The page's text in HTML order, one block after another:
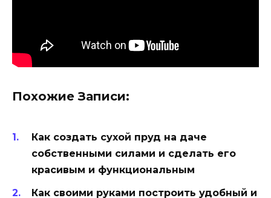
Похожие Записи:
Как создать сухой пруд на даче
собственными силами и сделать его
красивым и функциональным
Как своими руками построить удобный и